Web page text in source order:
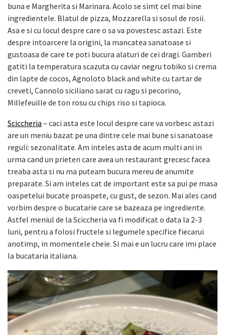
buna e Margherita si Marinara. Acolo se simt cel mai bine
ingredientele. Blatul de pizza, Mozzarella si sosul de rosii.
Asa e si cu locul despre care o sa va povestesc astazi. Este
despre intoarcere la origini, la mancatea sanatoase si
gustoasa de care te poti bucura alaturi de cei dragi. Gamberi
gatiti la temperatura scazuta cu caviar negru tobiko si crema
din lapte de cocos, Agnoloto black and white cu tartar de
creveti, Cannolo siciliano sarat cu ragu si pecorino,
Millefeuille de ton rosu cu chips riso si tapioca.
Sciccheria – caci asta este locul despre care va vorbesc astazi
are un meniu bazat pe una dintre cele mai bune si sanatoase
reguli: sezonalitate. Am inteles asta de acum multi ani in
urma cand un prieten care avea un restaurant grecesc facea
treaba asta si nu ma puteam bucura mereu de anumite
preparate. Si am inteles cat de important este sa pui pe masa
oaspetelui bucate proaspete, cu gust, de sezon. Mai ales cand
vorbim despre o bucatarie care se bazeaza pe ingrediente.
Astfel meniul de la Sciccheria va fi modificat o data la 2-3
luni, pentru a folosi fructele si legumele specifice fiecarui
anotimp, in momentele cheie. Si mai e un lucru care imi place
la bucataria italiana.